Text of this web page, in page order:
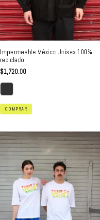
Impermeable México Unisex 100%
reciclado
$1,720.00
COMPRAR